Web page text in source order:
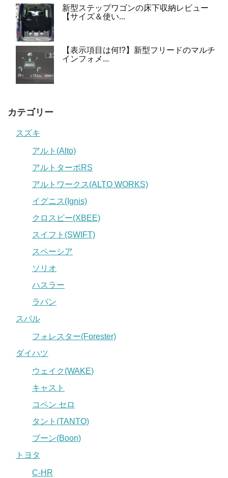
新型ステップワゴンの床下収納レビュー
【サイズ＆使い...
【表示項目は何!?】新型フリードのマルチ
インフォメ...
カテゴリー
スズキ
アルト(Alto)
アルトターボRS
アルトワークス(ALTO WORKS)
イグニス(Ignis)
クロスビー(XBEE)
スイフト(SWIFT)
スペーシア
ソリオ
ハスラー
ラパン
スバル
フォレスター(Forester)
ダイハツ
ウェイク(WAKE)
キャスト
コペン セロ
タント(TANTO)
ブーン(Boon)
トヨタ
C-HR